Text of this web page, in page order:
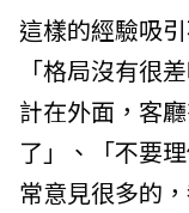
這樣的經驗吸
「格局沒有很
計在外面，客
了」、「不要
常意見很多的